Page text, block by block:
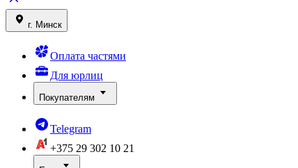
г. Минск
Оплата частями
Для юрлиц
Покупателям
Telegram
+375 29 302 10 21